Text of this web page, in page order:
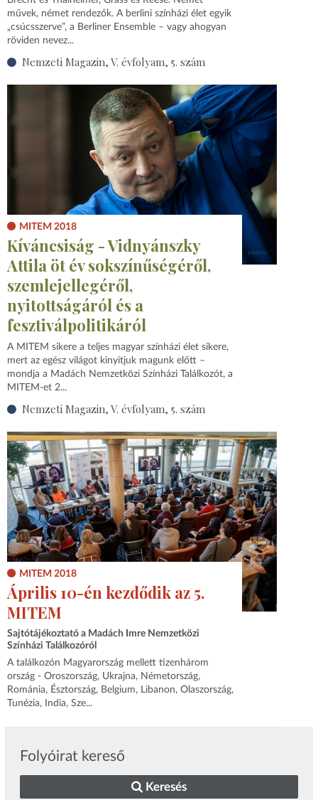
művek, német rendezők. A berlini színházi élet egyik
„csúcsszerve”, a Berliner Ensemble – vagy ahogyan
röviden nevez...
Nemzeti Magazin, V. évfolyam, 5. szám
MITEM 2018
Kíváncsiság - Vidnyánszky
Attila öt év sokszínűségéről,
szemlejellegéről,
nyitottságáról és a
fesztiválpolitikáról
A MITEM sikere a teljes magyar színházi élet sikere,
mert az egész világot kinyitjuk magunk előtt –
mondja a Madách Nemzetközi Színházi Találkozót, a
MITEM-et 2...
Nemzeti Magazin, V. évfolyam, 5. szám
MITEM 2018
Április 10-én kezdődik az 5.
MITEM
Sajtótájékoztató a Madách Imre Nemzetközi
Színházi Találkozóról
A találkozón Magyarország mellett tizenhárom
ország - Oroszország, Ukrajna, Németország,
Románia, Észtország, Belgium, Libanon, Olaszország,
Tunézia, India, Sze...
Folyóirat kereső
Keresés